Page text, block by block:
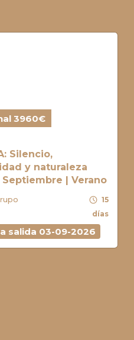
3960€
Silencio,
y naturaleza
| Verano
schedule 15
días
salida 03-09-2026